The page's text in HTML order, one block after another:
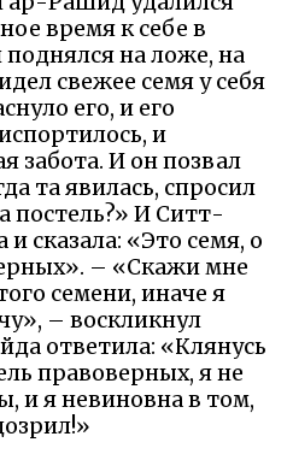
время к себе в
поднялся на ложе, на
свежее семя у себя
его, и его
и
забота. И он позвал
та явилась, спросил
постель?» И Ситт-
сказала: «Это семя, о
– «Скажи мне
семени, иначе я
– воскликнул
ответила: «Клянусь
правоверных, я не
и я невиновна в том,